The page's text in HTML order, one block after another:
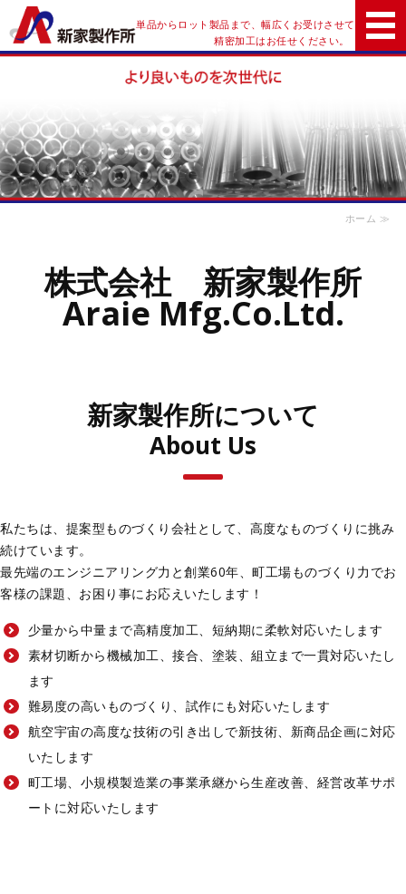
株式会社新家製作所
単品からロット製品まで、幅広くお受けさせていただき
精密加工はお任せください。
事業内容
新商品・技術開発
会社概要
ホーム ≫
株式会社 新家製作所
Araie Mfg.Co.Ltd.
新家製作所について
About Us
私たちは、提案型ものづくり会社として、高度なものづくりに挑み
続けています。
最先端のエンジニアリング力と創業60年、町工場ものづくり力でお
客様の課題、お困り事にお応えいたします！
少量から中量まで高精度加工、短納期に柔軟対応いたします
素材切断から機械加工、接合、塗装、組立まで一貫対応いたし
ます
難易度の高いものづくり、試作にも対応いたします
航空宇宙の高度な技術の引き出しで新技術、新商品企画に対応
いたします
町工場、小規模製造業の事業承継から生産改善、経営改革サポ
ートに対応いたします